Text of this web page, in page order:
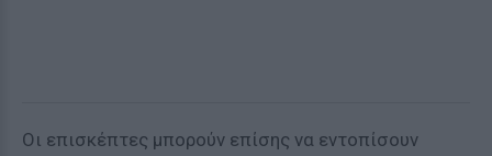
Οι επισκέπτες μπορούν επίσης να εντοπίσουν